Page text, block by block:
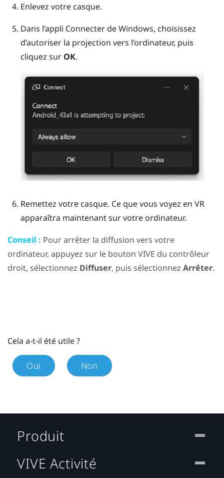
Enlevez votre casque.
Dans l’appli Connecter deWindows, choisissez
d’autoriser la projection vers l’ordinateur, puis
cliquez sur OK.
Remettez votre casque. Ce que vous voyez en VR
apparaîtra maintenant sur votre ordinateur.
Conseil : Pour arrêter la diffusion vers votre
ordinateur, appuyez sur le bouton VIVE du contrôleur
droit, sélectionnez Diffuser, puis sélectionnez Arrêter.
Cela a-t-il été utile ?
Oui Non
Produit
VIVE Activité